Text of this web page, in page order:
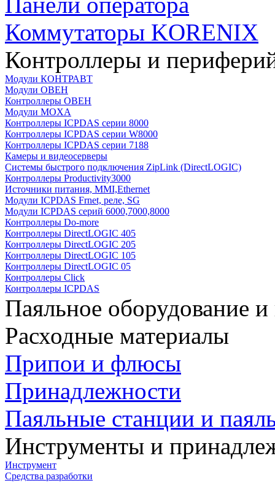
Коммутаторы KORENIX
Контроллеры и
Модули КОНТРАВТ
Модули ОВЕН
Контроллеры ОВЕН
Модули MOXA
Контроллеры ICPDAS серии 8000
Контроллеры ICPDAS серии W8000
Контроллеры ICPDAS серии 7188
Камеры и видеосерверы
Системы быстрого подключения ZipLink (DirectLOGIC)
Контроллеры Productivity3000
Источники питания, MMI,Ethernet
Модули ICPDAS Frnet, реле, SG
Модули ICPDAS серий 6000,7000,8000
Контроллеры Do-more
Контроллеры DirectLOGIC 405
Контроллеры DirectLOGIC 205
Контроллеры DirectLOGIC 105
Контроллеры DirectLOGIC 05
Контроллеры Click
Контроллеры ICPDAS
Паяльное оборудование
Расходные материалы
Припои и флюсы
Принадлежности
Паяльные станции и
Инструменты и
Инструмент
Средства разработки